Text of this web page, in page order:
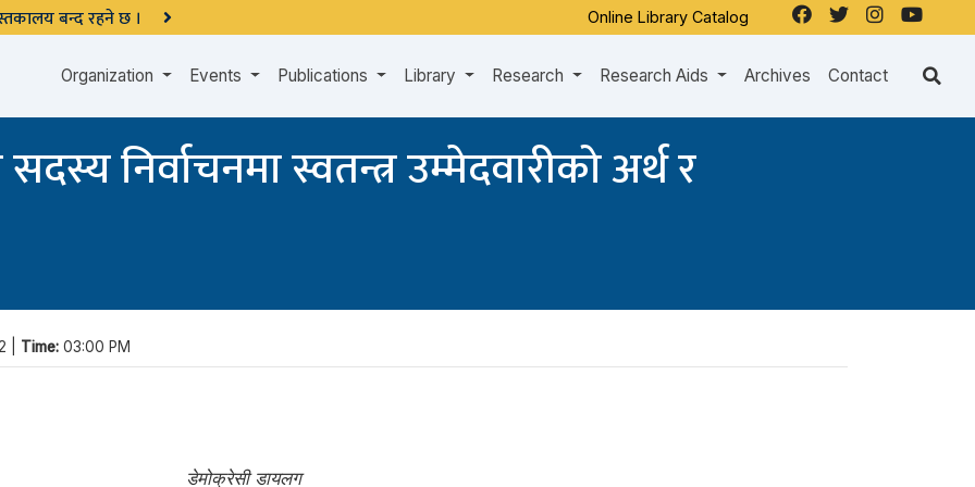
बन्द रहने छ । Online Library Catalog
Organization Events Publications Library Research Research Aids Archives Contact
निर्वाचनमा स्वतन्त्र उम्मेदवारीको अर्थ र
| Time: 03:00 PM
डेमोक्रेसी डायलग